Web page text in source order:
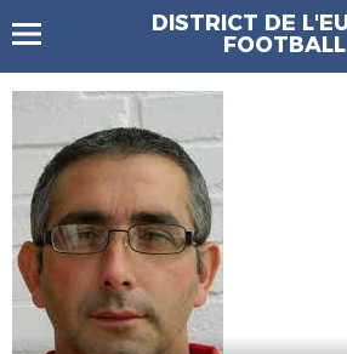
DISTRICT DE
FOOTBALL